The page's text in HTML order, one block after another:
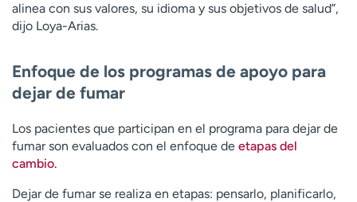
alinea con sus valores, su idioma y sus objetivos de salud”,
dijo Loya-Arias.
Enfoque de los programas de apoyo para
dejar de fumar
Los pacientes que participan en el programa para dejar de
fumar son evaluados con el enfoque de etapas del
cambio.
Dejar de fumar se realiza en etapas: pensarlo, planificarlo,